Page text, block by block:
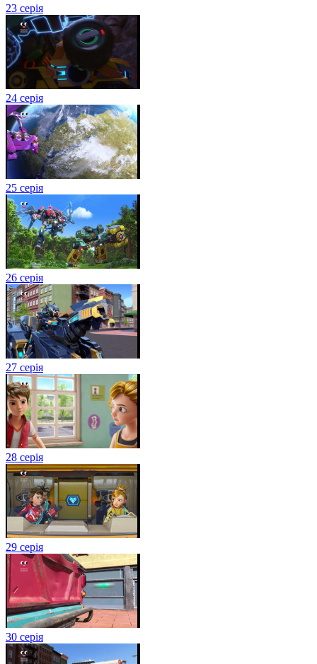
23 серія
24 серія
25 серія
26 серія
27 серія
28 серія
29 серія
30 серія